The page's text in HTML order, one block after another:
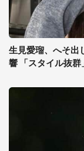
生見愛瑠、へそ出
響 「スタイル抜群